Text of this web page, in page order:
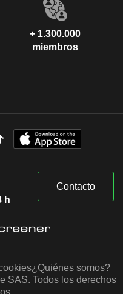
+ 1.300.000
miembros
h
Contacto
¿Quiénes somos?
SAS. Todos los derechos